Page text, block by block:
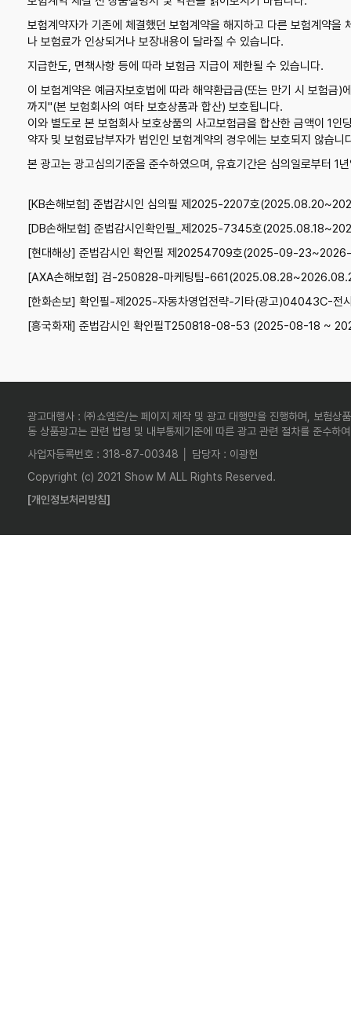
보험계약자가 기존에 체결했던 보험계약을 해지하고 다른 보험계약을
나 보험료가 인상되거나 보장내용이 달라질 수 있습니다.
지급한도, 면책사항 등에 따라 보험금 지급이 제한될 수 있습니다.
이 보험계약은 예금자보호법에 따라 해약환급금(또는 만기 시 보험금)
까지"(본 보험회사의 여타 보호상품과 합산) 보호됩니다.
이와 별도로 본 보험회사 보호상품의 사고보험금을 합산한 금액이 1인
약자 및 보험료납부자가 법인인 보험계약의 경우에는 보호되지 않습니
본 광고는 광고심의기준을 준수하였으며, 유효기간은 심의일로부터 1
[KB손해보험] 준법감시인 심의필 제2025-2207호
[DB손해보험] 준법감시인확인필_제2025-7345호
[현대해상] 준법감시인 확인필 제20254709호(2025-09-
[AXA손해보험] 검-250828-마케팅팀-
[한화손보] 확인필-제2025-자동차영업전략-기타(광고)04043C-
[흥국화재] 준법감시인 확인필T250818-08-53 (2025-08-18 ~
광고대행사 : ㈜쇼엠은/는 페이지 제작 및 광고 대행만을 진행하며, 보험상
동 상품광고는 관련 법령 및 내부통제기준에 따른 광고 관련 절차를 준수하
사업자등록번호 : 318-87-00348 │ 담당자 : 이광헌
Copyright (c) 2021 Show M ALL Rights Reserved.
[개인정보처리방침]